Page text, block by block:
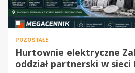
POZOSTAŁE
Hurtownie elektryczne
oddział partnerski w sieci